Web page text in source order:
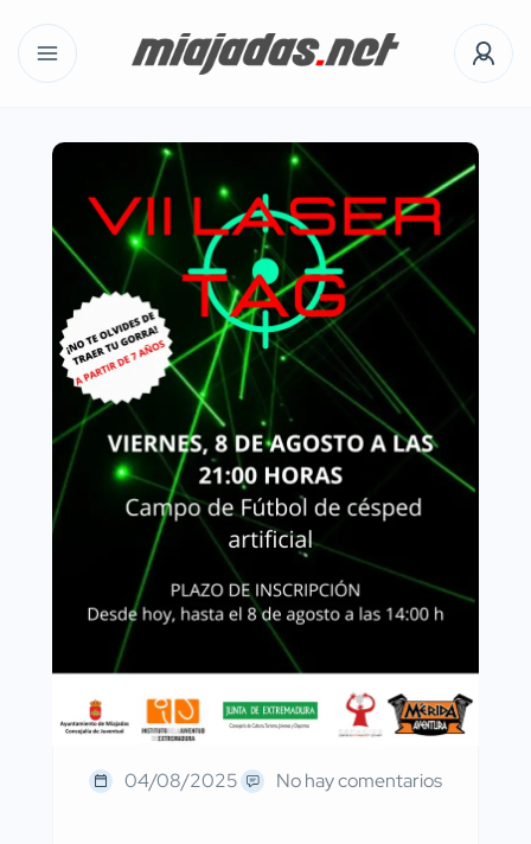
04/08/2025 No hay comentarios